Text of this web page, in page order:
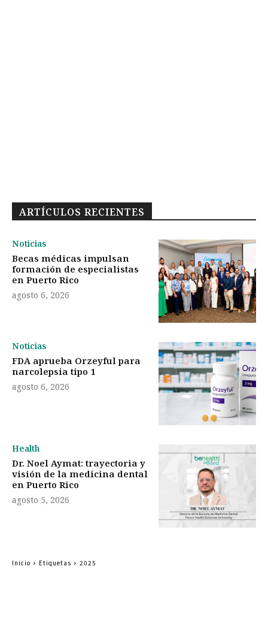
ARTÍCULOS RECIENTES
Noticias
Becas médicas impulsan
formación de especialistas
en Puerto Rico
agosto 6, 2026
Noticias
FDA aprueba Orzeyful para
narcolepsia tipo 1
agosto 6, 2026
Health
Dr. Noel Aymat: trayectoria y
visión de la medicina dental
en Puerto Rico
agosto 5, 2026
Inicio Etiquetas 2025